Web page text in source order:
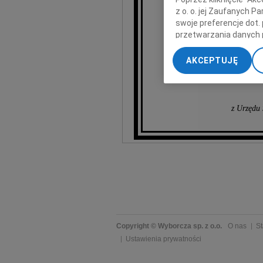
z Urzędu
Copyright © Wyborcza sp. z o.o. O nas
Ustawienia prywatności
z o. o. jej Zaufanych
swoje preferencje dot.
przetwarzania danych
„Ustawienia
My, nasi Zaufani
dokładnych danych
Przechowywanie
treści, badnie
AKCEPTUJĘ